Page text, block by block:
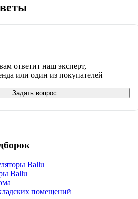
ответит наш эксперт,
или один из покупателей
Задать вопрос
Ballu
Ballu
помещений